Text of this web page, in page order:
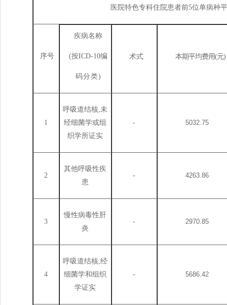
医院特色专科住院患者前5位单病种
序号
疾病名称
(按ICD-10编
码分类)
术式 本期平均费用(元)
1
呼吸道结核,未
经细菌学或组
织学所证实
- 5032.75
2
其他呼吸性疾
患
- 4263.86
3
慢性病毒性肝
炎
- 2970.85
4
呼吸道结核,经
细菌学和组织
学证实
- 5686.42